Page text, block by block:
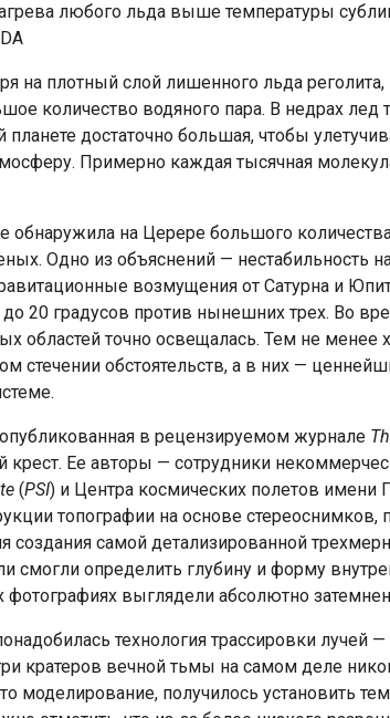
любого льда выше температуры
на плотный слой лишенного льда
количество водяного пара. В недрах
планете достаточно большая, чтобы
Примерно каждая тысячная
обнаружила на Церере большого
Одно из объяснений — нестабильность
возмущения от Сатурна и
до 20 градусов против нынешних трех. Во
областей точно освещалась. Тем не
стечении обстоятельств, а в них —
опубликованная в рецензируемом журнале
Ее авторы — сотрудники
(PSI) и Центра космических полетов имени
топографии на основе
создания самой детализированной
смогли определить глубину и форму
фотографиях выглядели абсолютно
технология трассировки лучей
кратеров вечной тьмы на самом деле
моделирование, получилось установить